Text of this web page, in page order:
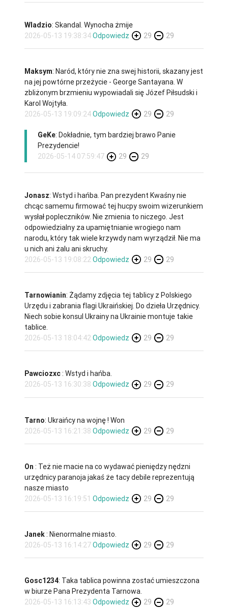
Wladzio: Skandal. Wynocha żmije
2026-05-13 19:38:34Odpowiedz 29 29
Maksym: Naród, który nie zna swej historii, skazany jest
na jej powtórne przeżycie - George Santayana. W
zbliżonym brzmieniu wypowiadali się Józef Piłsudski i
Karol Wojtyła.
2026-05-13 19:09:24Odpowiedz 29 29
GeKe: Dokładnie, tym bardziej brawo Panie
Prezydencie!
2026-05-14 07:59:47
29 29
Jonasz: Wstyd i hańba. Pan prezydent Kwaśny nie
chcąc samemu firmować tej hucpy swoim wizerunkiem
wysłał popleczników. Nie zmienia to niczego. Jest
odpowiedzialny za upamiętnianie wrogiego nam
narodu, który tak wiele krzywdy nam wyrządził. Nie ma
u nich ani żalu ani skruchy.
2026-05-13 19:08:22Odpowiedz 29 29
Tarnowianin: Żądamy zdjęcia tej tablicy z Polskiego
Urzędu i zabrania flagi Ukraińskiej. Do dzieła Urzędnicy.
Niech sobie konsul Ukrainy na Ukrainie montuje takie
tablice.
2026-05-13 18:04:42Odpowiedz 29 29
Pawciozxc: Wstyd i hańba.
2026-05-13 16:30:38 Odpowiedz 29 29
Tarno: Ukraińcy na wojnę ! Won
2026-05-13 16:21:38 Odpowiedz 29 29
On: Też nie macie na co wydawać pieniędzy nędzni
urzędnicy paranoja jakaś że tacy debile reprezentują
nasze miasto
2026-05-13 16:19:51 Odpowiedz 29 29
Janek: Nienormalne miasto.
2026-05-13 16:14:27Odpowiedz 29 29
Gosc1234: Taka tablica powinna zostać umieszczona
w biurze Pana Prezydenta Tarnowa.
2026-05-13 16:13:43 Odpowiedz 29 29